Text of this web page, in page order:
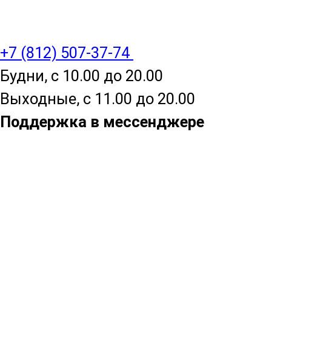
+7 (812) 507-37-74
Будни, с 10.00 до 20.00
Выходные, с 11.00 до 20.00
Поддержка в мессенджере